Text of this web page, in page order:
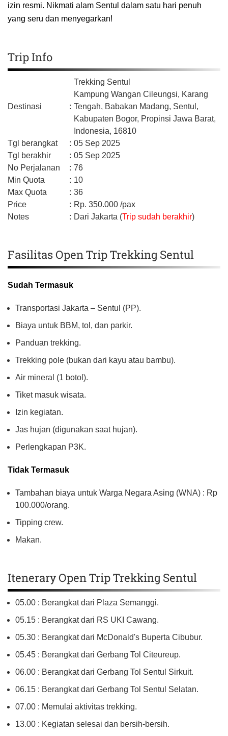
izin resmi. Nikmati alam Sentul dalam satu hari penuh
yang seru dan menyegarkan!
Trip Info
Destinasi :
Trekking Sentul
Kampung Wangan Cileungsi, Karang
Tengah, Babakan Madang, Sentul,
Kabupaten Bogor, Propinsi Jawa Barat,
Indonesia, 16810
Tgl berangkat
: 05 Sep 2025
Tgl berakhir
: 05 Sep 2025
No Perjalanan
: 76
Min Quota
: 10
Max Quota
: 36
Price
: Rp. 350.000 /pax
Notes
: Dari Jakarta (Trip sudah berakhir)
Fasilitas Open Trip Trekking Sentul
Sudah Termasuk
Transportasi Jakarta – Sentul (PP).
Biaya untuk BBM, tol, dan parkir.
Panduan trekking.
Trekking pole (bukan dari kayu atau bambu).
Air mineral (1 botol).
Tiket masuk wisata.
Izin kegiatan.
Jas hujan (digunakan saat hujan).
Perlengkapan P3K.
Tidak Termasuk
Tambahan biaya untuk Warga Negara Asing (WNA) : Rp
100.000/orang.
Tipping crew.
Makan.
Itenerary Open Trip Trekking Sentul
05.00 : Berangkat dari Plaza Semanggi.
05.15 : Berangkat dari RS UKI Cawang.
05.30 : Berangkat dari McDonald's Buperta Cibubur.
05.45 : Berangkat dari Gerbang Tol Citeureup.
06.00 : Berangkat dari Gerbang Tol Sentul Sirkuit.
06.15 : Berangkat dari Gerbang Tol Sentul Selatan.
07.00 : Memulai aktivitas trekking.
13.00 : Kegiatan selesai dan bersih-bersih.